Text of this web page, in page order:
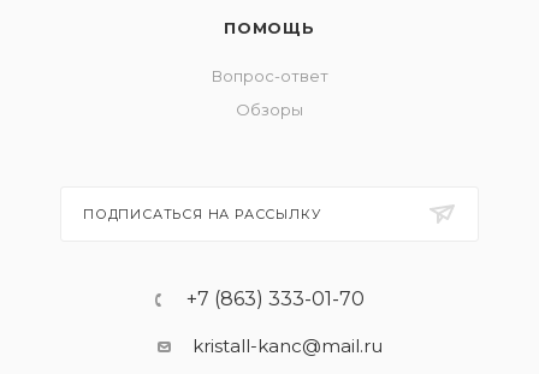
ПОМОЩЬ
Вопрос-ответ
Обзоры
ПОДПИСАТЬСЯ НА РАССЫЛКУ
+7 (863) 333-01-70
kristall-kanc@mail.ru